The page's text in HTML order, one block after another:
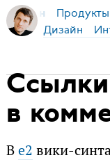
Бирман Продукты
Дизайн
Ссылки
в
Вe2 вики-